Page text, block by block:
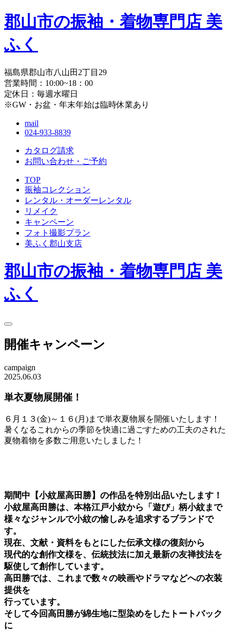
郡山市の振袖・着物専門店 美
ふく
福島県郡山市八山田2丁目29
営業時間：10:00~18：00
定休日：毎週水曜日
※GW・お盆・年末年始は臨時休業あり
mail
024-933-8839
カタログ請求
お問い合わせ・ ご予約
TOP
振袖コレクション
レンタル・オーダーレンタル
リメイク
キャンペーン
フォト撮影プラン
美ふく郡山支店
郡山市の振袖・着物専門店 美
ふく
開催キャンペーン
campaign
2025.06.03
単衣夏物展開催！
６月１３(金)～１６(月)まで単衣夏物展を開催いたします！
暑くなるこれからの季節を快適に過ごすための工夫のされた
夏物着物を多数ご用意いたしました！
期間中【小紋屋高田勝】の作品を特別出品いたします！
小紋屋高田勝は、本格江戸小紋から「遊び」柄小紋まで
様々なジャンルで小紋の愉しみを追求するブランドで
す。
現在、文献・資料をもとにした伝承文様の復刻から
現代的な創作文様を、伝統技法に加え最新の友禅技法を
駆使して創作しています。
高田勝では、これまで数々の映画やドラマなどへの衣装
提供を
行っています。
そして今回高田勝が綿生地に型染めをしたトートバック
に